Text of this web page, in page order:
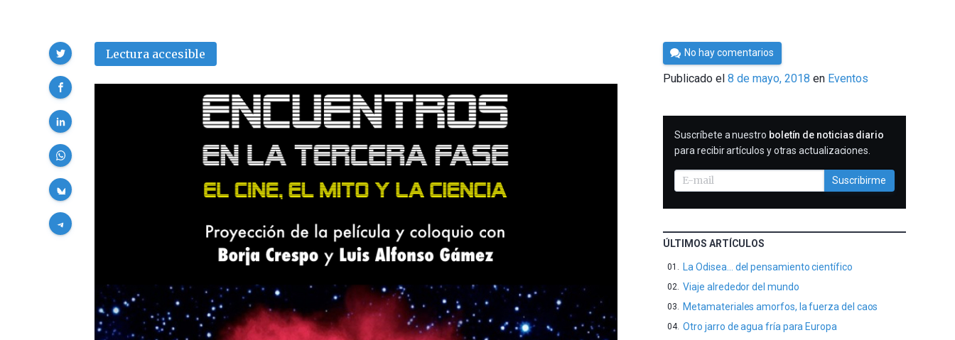
Lectura accesible
Compartir
Por
César
Tomé
No hay comentarios
Publicado el8 de mayo, 2018 en Eventos
SUSCRIBIRME
Suscríbete a nuestro boletín de noticias diario
para recibir artículos y otras actualizaciones.
Suscribirme
ÚLTIMOS ARTÍCULOS
La Odisea… del pensamiento científico
Viaje alrededor del mundo
Metamateriales amorfos, la fuerza del caos
Otro jarro de agua fría para Europa